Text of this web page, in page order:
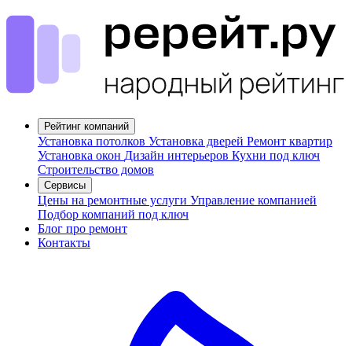
Рейтинг компаний
Установка потолков Установка дверей Ремонт квартир
Установка окон Дизайн интерьеров Кухни под ключ
Строительство домов
Сервисы
Цены на ремонтные услуги Управление компанией
Подбор компаний под ключ
Блог про ремонт
Контакты